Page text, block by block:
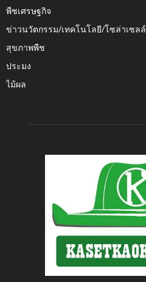
พืชเศรษฐกิจ
ข่าวนวัตกรรม/เทคโนโลยี/โซล่าเซลล์
สุขภาพพืช
ประมง
ไม้ผล